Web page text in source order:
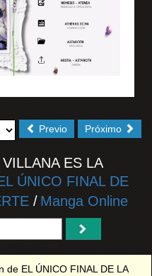
Próximo
Previo
ES LA
ÚNICO FINAL DE
/ Manga Online
de EL ÚNICO FINAL DE LA